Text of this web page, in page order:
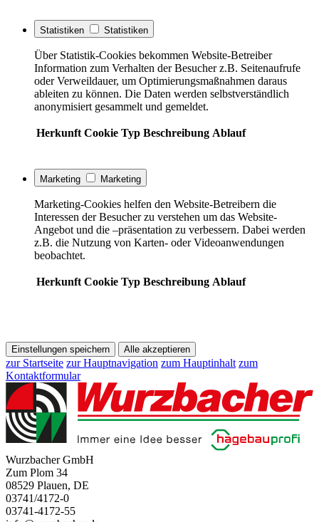
Statistiken Statistiken
Über Statistik-Cookies bekommen Website-Betreiber
Information zum Verhalten der Besucher z.B. Seitenaufrufe
oder Verweildauer, um Optimierungsmaßnahmen daraus
ableiten zu können. Die Daten werden selbstverständlich
anonymisiert gesammelt und gemeldet.
Herkunft Cookie Typ Beschreibung Ablauf
Marketing Marketing
Marketing-Cookies helfen den Website-Betreibern die
Interessen der Besucher zu verstehen um das Website-
Angebot und die –präsentation zu verbessern. Dabei werden
z.B. die Nutzung von Karten- oder Videoanwendungen
beobachtet.
Herkunft Cookie Typ Beschreibung Ablauf
Einstellungen speichern Alle akzeptieren
zur Startseite zur Hauptnavigation zum Hauptinhalt zum
Kontaktformular
Wurzbacher GmbH
Zum Plom 34
08529 Plauen, DE
03741/4172-0
03741-4172-55